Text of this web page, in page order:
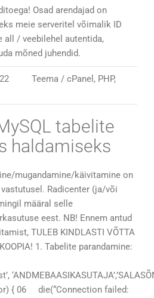
Osad arendajad on
meie serveritel võimalik ID
all / veebilehel autentida,
mõned juhendid.
Teema /cPanel , PHP,
tabelite
haldamiseks
mugandamine/käivitamine on
Radicenter (ja/või
määral selle
eest. NB! Ennem antud
TULEB KINDLASTI VÕTTA
1. Tabelite parandamine:
{ 06 die(“Connection failed: